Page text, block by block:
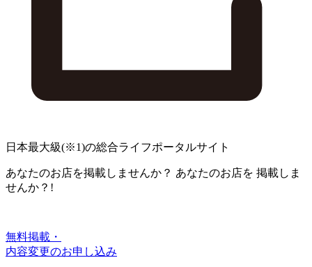
日本最大級(※1)の総合ライフポータルサイト
あなたのお店を掲載しませんか？ あなたのお店を 掲載しま
せんか？!
無料掲載・
内容変更のお申し込み